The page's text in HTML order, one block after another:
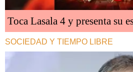
Toca Lasala 4 y presenta su
SOCIEDAD Y TIEMPO LIBRE